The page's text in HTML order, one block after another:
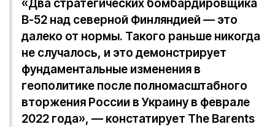
«Два стратегических бомбардировщика
B-52 над северной Финляндией — это
далеко от нормы. Такого раньше никогда
не случалось, и это демонстрирует
фундаментальные изменения в
геополитике после полномасштабного
вторжения России в Украину в феврале
2022 года», — констатирует The Barents